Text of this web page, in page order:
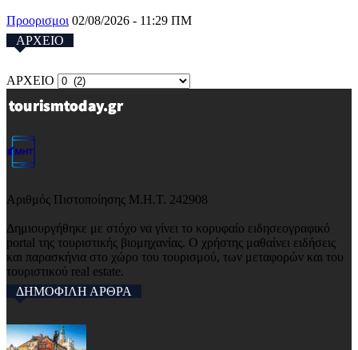
Προορισμοι 02/08/2026 - 11:29 ΠΜ
ΑΡΧΕΙΟ
ΑΡΧΕΙΟ
Αριθμός Πιστοποίησης Μ.Η.Τ. 242908
Δημιουργήθηκε με στόχο να γίνει το κορυφαίο ειδησεογραφικό
portal της τουριστικής βιομηχανίας. Ο χρήστης μαθαίνει ειδήσεις
και παρασκήνια στο χώρο του τουρισμού, των μεταφορών και του
τουριστικού real estate.
ΔΗΜΟΦΙΛΗ ΑΡΘΡΑ